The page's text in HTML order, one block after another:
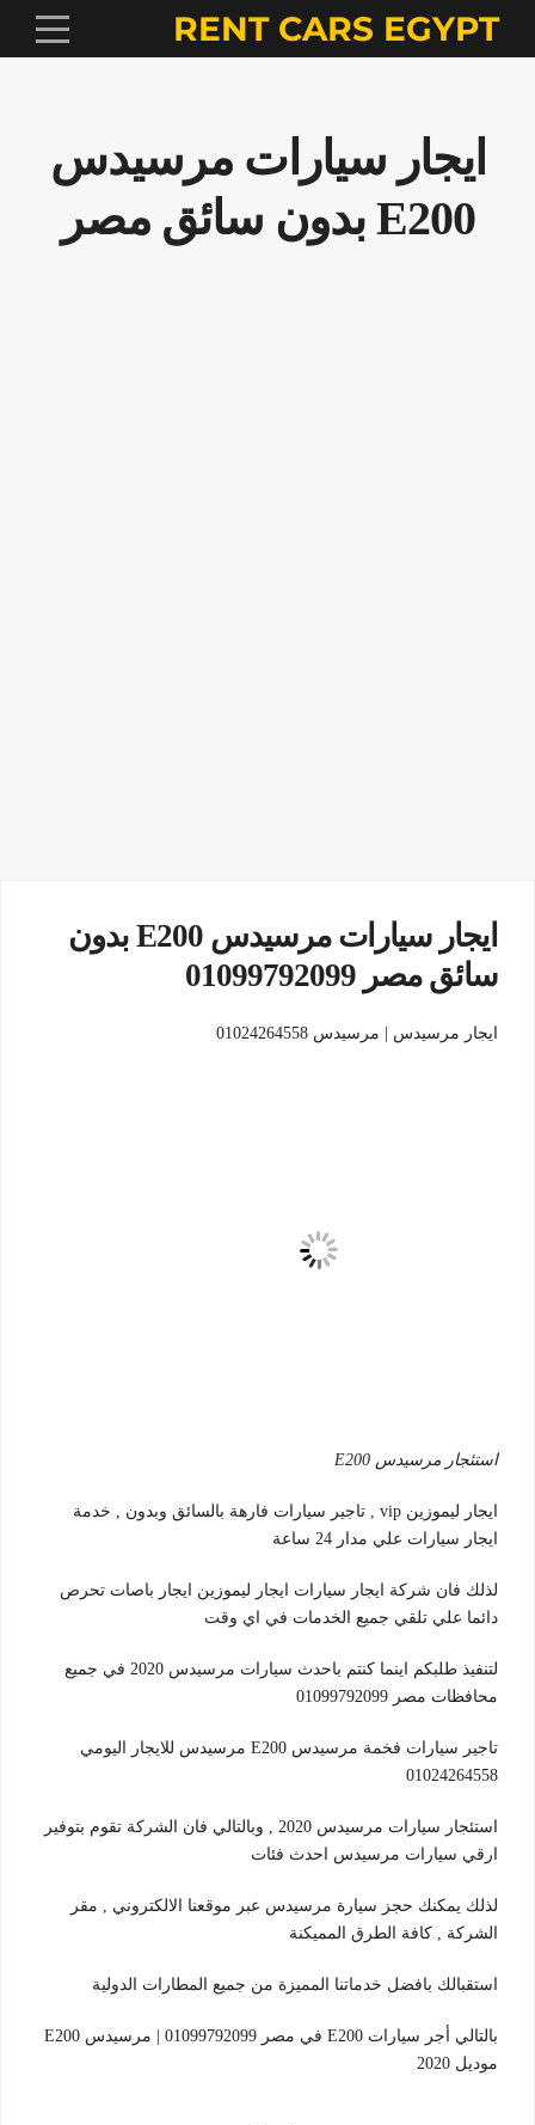
RENT CARS EGYPT
ايجار سيارات مرسيدس
E200 بدون سائق مصر
ايجار سيارات مرسيدس E200 بدون
سائق مصر 01099792099
ايجار مرسيدس | مرسيدس 01024264558
استئجار مرسيدس E200
ايجار ليموزين vip , تاجير سيارات فارهة بالسائق وبدون , خدمة
ايجار سيارات علي مدار 24 ساعة
لذلك فان شركة ايجار سيارات ايجار ليموزين ايجار باصات تحرص
دائما علي تلقي جميع الخدمات في اي وقت
لتنفيذ طلبكم اينما كنتم باحدث سيارات مرسيدس 2020 في جميع
محافظات مصر 01099792099
تاجير سيارات فخمة مرسيدس E200 مرسيدس للايجار اليومي
01024264558
استئجار سيارات مرسيدس 2020 , وبالتالي فان الشركة تقوم بتوفير
ارقي سيارات مرسيدس احدث فئات
لذلك يمكنك حجز سيارة مرسيدس عبر موقعنا الالكتروني , مقر
الشركة , كافة الطرق المميكنة
استقبالك بافضل خدماتنا المميزة من جميع المطارات الدولية
بالتالي أجر سيارات E200 في مصر 01099792099 | مرسيدس E200
موديل 2020